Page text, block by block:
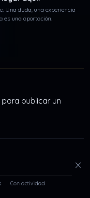
Una duda, una experiencia
es una aportación.
para publicar un
Con actividad